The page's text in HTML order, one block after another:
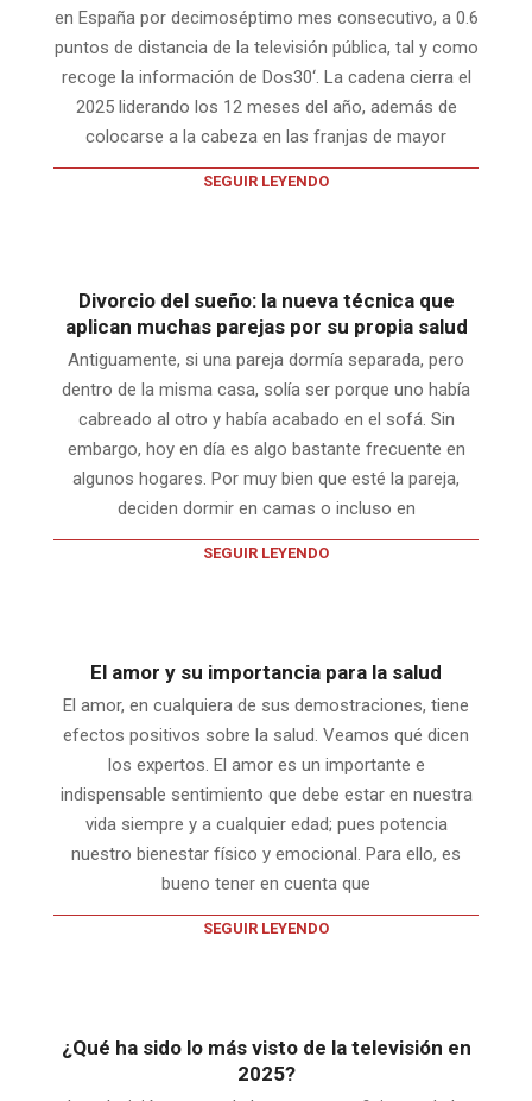
en España por decimoséptimo mes consecutivo, a 0.6
puntos de distancia de la televisión pública, tal y como
recoge la información de Dos30‘. La cadena cierra el
2025 liderando los 12 meses del año, además de
colocarse a la cabeza en las franjas de mayor
SEGUIR LEYENDO
Divorcio del sueño: la nueva técnica que
aplican muchas parejas por su propia salud
Antiguamente, si una pareja dormía separada, pero
dentro de la misma casa, solía ser porque uno había
cabreado al otro y había acabado en el sofá. Sin
embargo, hoy en día es algo bastante frecuente en
algunos hogares. Por muy bien que esté la pareja,
deciden dormir en camas o incluso en
SEGUIR LEYENDO
El amor y su importancia para la salud
El amor, en cualquiera de sus demostraciones, tiene
efectos positivos sobre la salud. Veamos qué dicen
los expertos. El amor es un importante e
indispensable sentimiento que debe estar en nuestra
vida siempre y a cualquier edad; pues potencia
nuestro bienestar físico y emocional. Para ello, es
bueno tener en cuenta que
SEGUIR LEYENDO
¿Qué ha sido lo más visto de la televisión en
2025?